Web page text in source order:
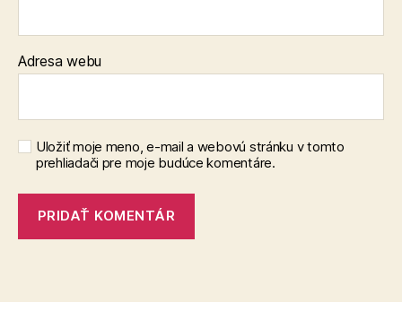
Adresa webu
Uložiť moje meno, e-mail a webovú stránku v tomto
prehliadači pre moje budúce komentáre.